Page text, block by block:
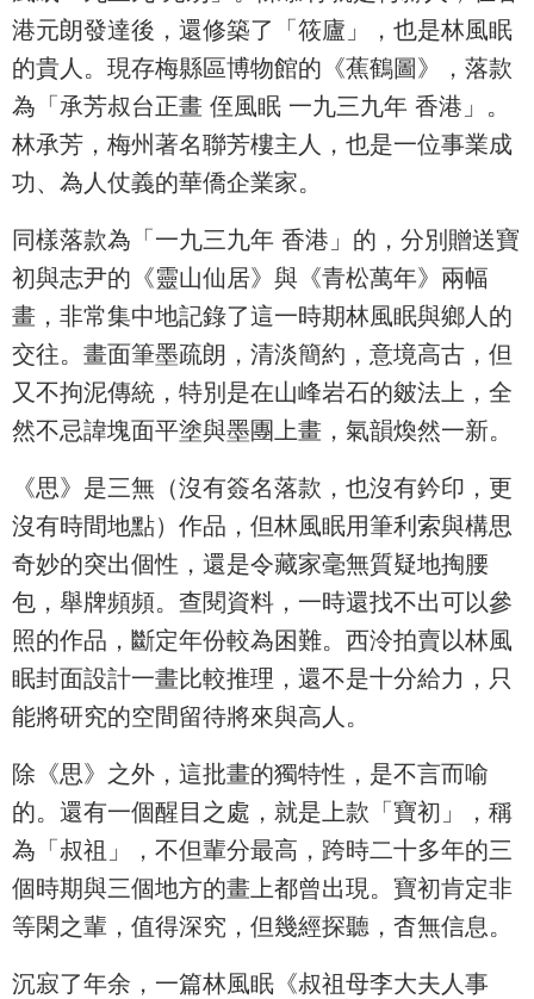
港元朗發達後，還修築了「筱廬」，也是林風眠
的貴人。現存梅縣區博物館的《蕉鶴圖》，落款
為「承芳叔台正畫 侄風眠 一九三九年 香港」。
林承芳，梅州著名聯芳樓主人，也是一位事業成
功、為人仗義的華僑企業家。
同樣落款為「一九三九年 香港」的，分別贈送寶
初與志尹的《靈山仙居》與《青松萬年》兩幅
畫，非常集中地記錄了這一時期林風眠與鄉人的
交往。畫面筆墨疏朗，清淡簡約，意境高古，但
又不拘泥傳統，特別是在山峰岩石的皴法上，全
然不忌諱塊面平塗與墨團上畫，氣韻煥然一新。
《思》是三無（沒有簽名落款，也沒有鈐印，更
沒有時間地點）作品，但林風眠用筆利索與構思
奇妙的突出個性，還是令藏家毫無質疑地掏腰
包，舉牌頻頻。查閱資料，一時還找不出可以參
照的作品，斷定年份較為困難。西泠拍賣以林風
眠封面設計一畫比較推理，還不是十分給力，只
能將研究的空間留待將來與高人。
除《思》之外，這批畫的獨特性，是不言而喻
的。還有一個醒目之處，就是上款「寶初」，稱
為「叔祖」，不但輩分最高，跨時二十多年的三
個時期與三個地方的畫上都曾出現。寶初肯定非
等閑之輩，值得深究，但幾經探聽，杳無信息。
沉寂了年余，一篇林風眠《叔祖母李大夫人事